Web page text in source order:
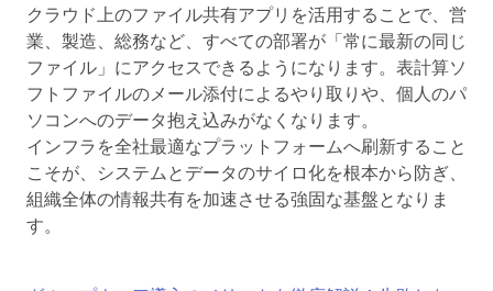
クラウド上のファイル共有アプリを活用することで、営
業、製造、総務など、すべての部署が「常に最新の同じ
ファイル」にアクセスできるようになります。表計算ソ
フトファイルのメール添付によるやり取りや、個人のパ
ソコンへのデータ抱え込みがなくなります。
インフラを全社最適なプラットフォームへ刷新すること
こそが、システムとデータのサイロ化を根本から防ぎ、
組織全体の情報共有を加速させる強固な基盤となりま
す。